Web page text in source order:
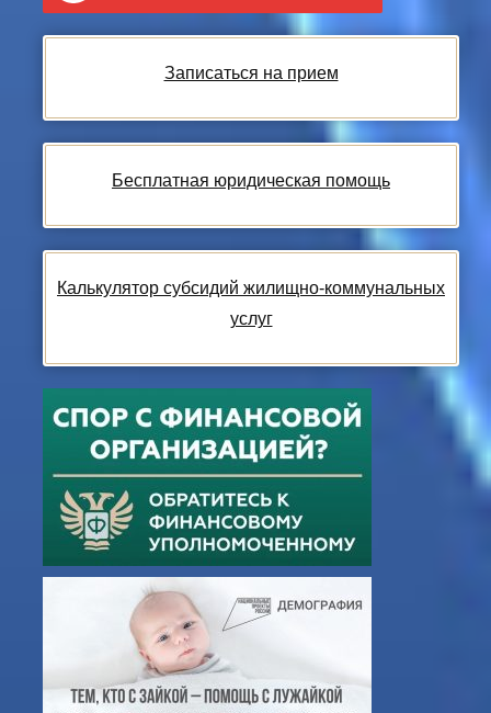
Записаться на прием
Бесплатная юридическая помощь
Калькулятор субсидий жилищно-коммунальных
услуг